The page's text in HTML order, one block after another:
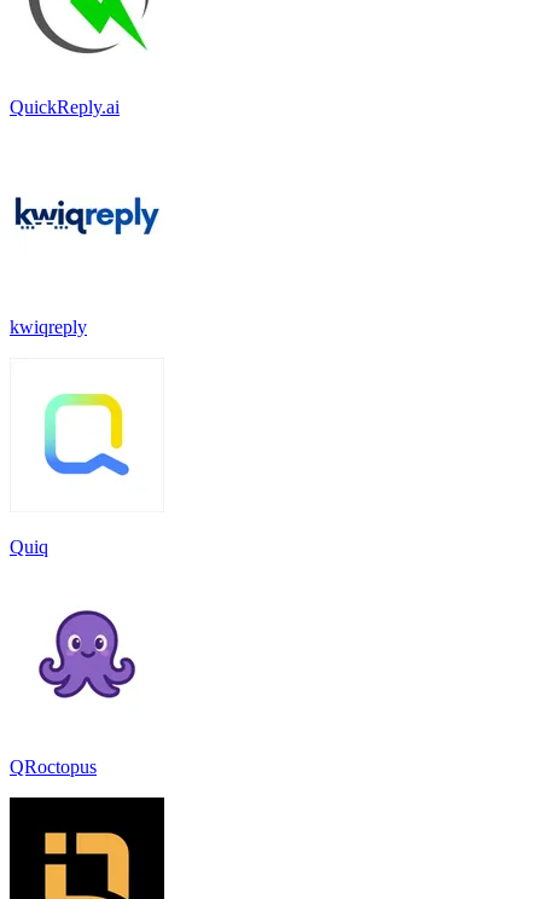
QuickReply.ai
kwiqreply
Quiq
QRoctopus